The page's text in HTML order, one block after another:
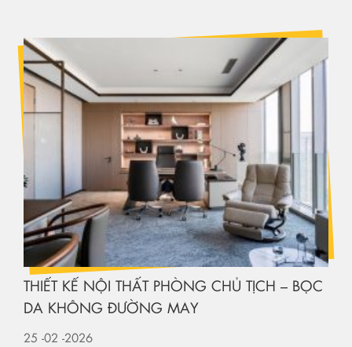
THIẾT KẾ NỘI THẤT PHÒNG CHỦ TỊCH – BỌC
DA KHÔNG ĐƯỜNG MAY
25 -02 -2026